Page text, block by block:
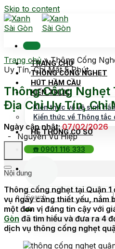
Skip to content
TRANG CHỦ
THÔNG CỐNG NGHẸT
HÚT HẦM CẦU
KIẾN THỨC
Kiến thức về vệ sinh
Kiến thức về Thông tắc
HỆ THỐNG CƠ SỞ
☎️ 0901 116 333
Trang chủ»Thông Cống
Uy Tín, Chỉ Mất 5 Phút
Thông Cống Nghẹt
Địa Chỉ Uy Tín, Chỉ
Ngày cập nhật:07/02/2026
- Nguyễn Vũ Hiệp
Nội dung
Thông cống nghẹt tại Quận
vụ ngày càng thiết yếu, nắm
một đơn vị đáng tin cậy với
Gòn đã tìm hiểu và đưa ra 4
dịch vụ thông cống nghẹt